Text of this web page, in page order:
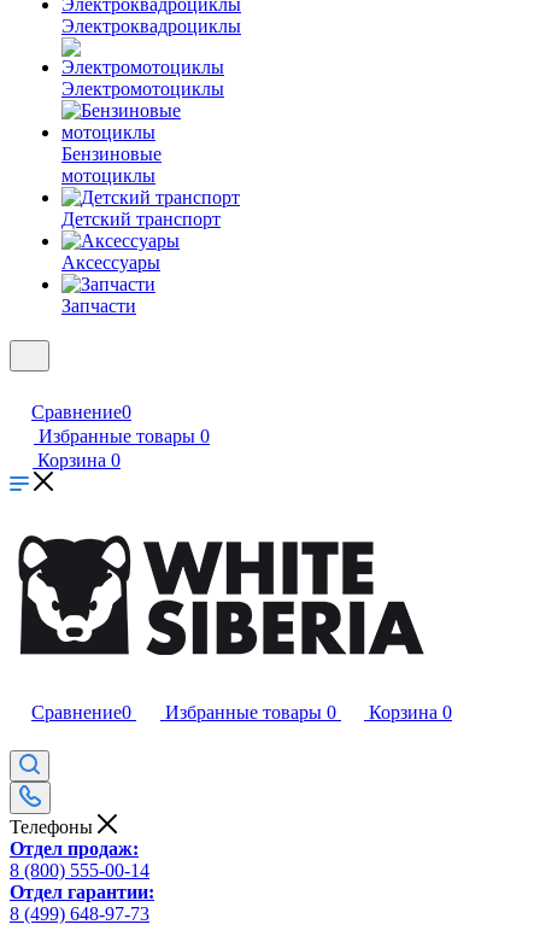
Электроквадроциклы
Электромотоциклы
Бензиновые
мотоциклы
Детский транспорт
Аксессуары
Запчасти
Сравнение0
Избранные товары 0
Корзина 0
Сравнение0 Избранные товары 0 Корзина 0
Телефоны
Отдел продаж:
8 (800) 555-00-14
Отдел гарантии:
8 (499) 648-97-73